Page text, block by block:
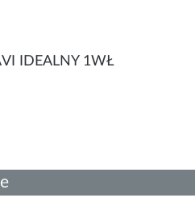
IDEALNY 1WŁ